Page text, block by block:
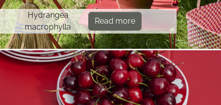
Hydrangea
macrophylla
Read more